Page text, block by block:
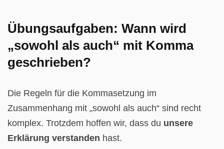
Übungsaufgaben: Wann wird
„sowohl als auch“ mit Komma
geschrieben?
Die Regeln für die Kommasetzung im
Zusammenhang mit „sowohl als auch“ sind recht
komplex. Trotzdem hoffen wir, dass du unsere
Erklärung verstanden hast.